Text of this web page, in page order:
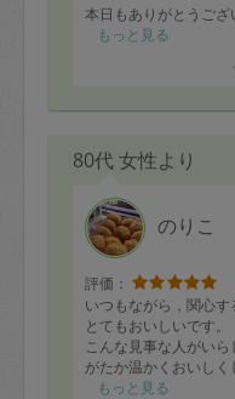
本日もありがとうござ
もっと見る
80代 女性より
のりこ
評価：
いつもながら，関心
とてもおいしいです。
こんな見事な人がい
がたか温かくおいしく
もっと見る